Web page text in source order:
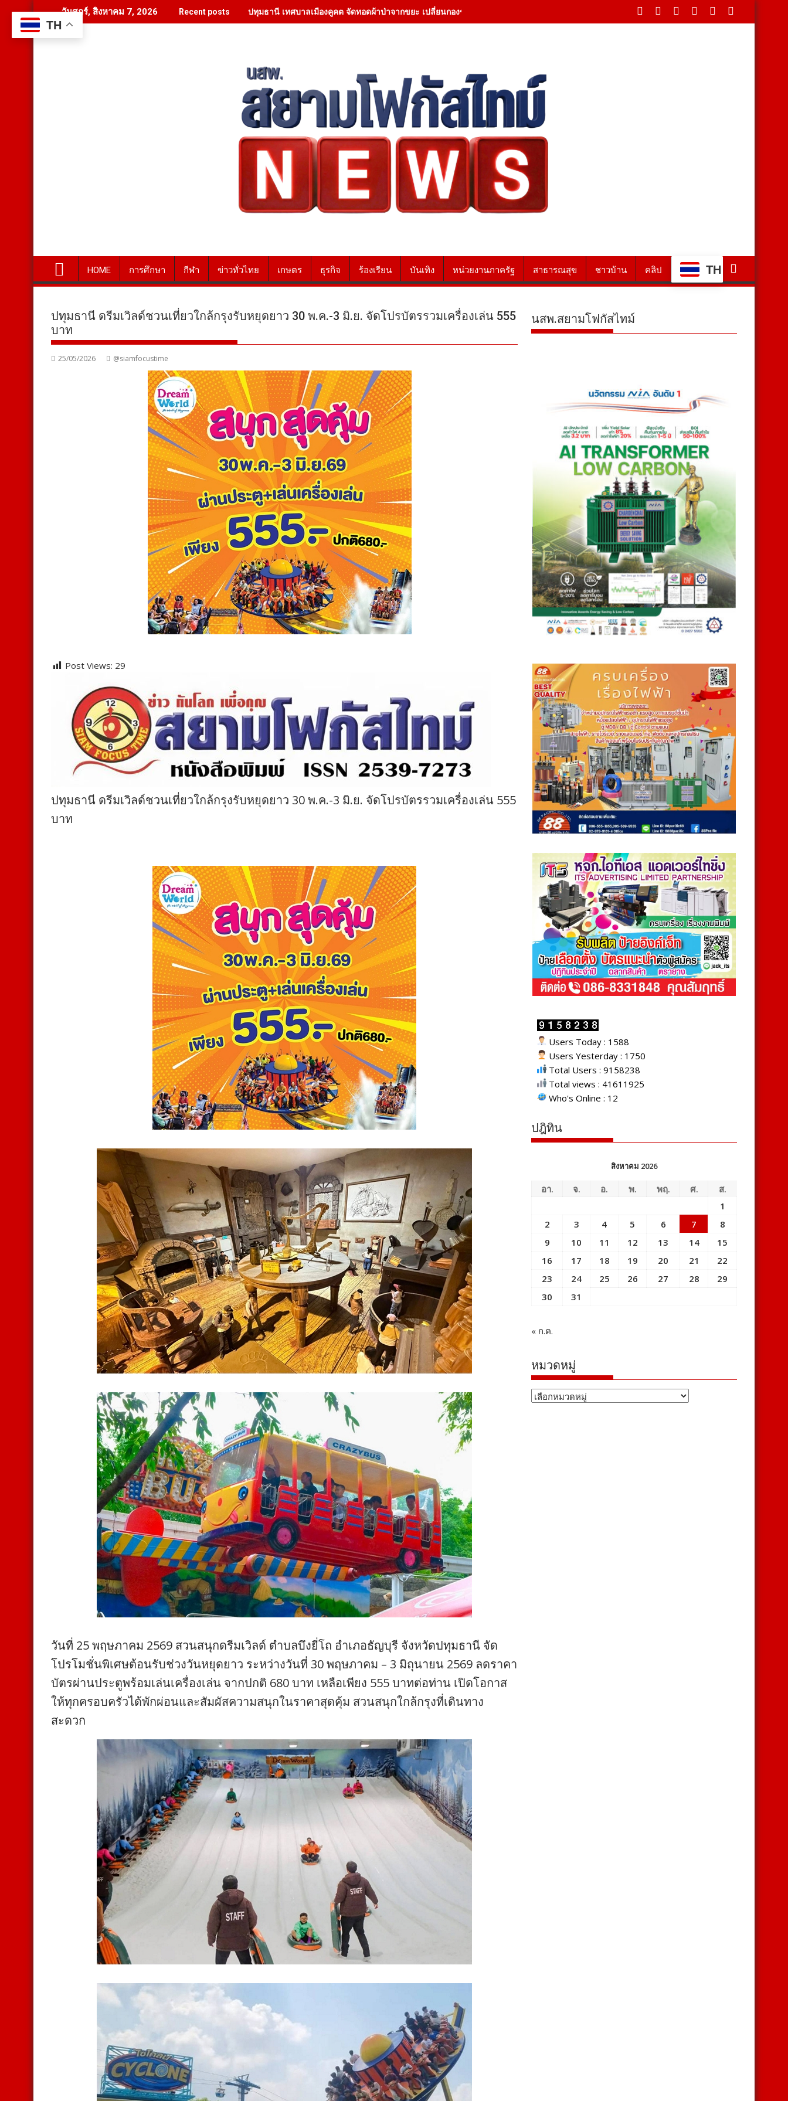
to
content
วันศุกร์, สิงหาคม 7, 2026 Recent posts ปทุมธานี เทศบาลเมืองคูคต จัดทอดผ้าป่าจากขยะ เปลี่ยนกองขยะเป็นกองบุญ
HOME การศึกษา กีฬา ข่าวทั่วไทย เกษตร ธุรกิจ ร้องเรียน บันเทิง หน่วยงานภาครัฐ สาธารณสุข ชาวบ้าน คลิป TH
ปทุมธานี ดรีมเวิลด์ชวนเที่ยวใกล้กรุงรับหยุดยาว 30 พ.ค.-3 มิ.ย. จัดโปรบัตรรวมเครื่องเล่น 555
บาท
25/05/2026 @siamfocustime
Post Views: 29
ปทุมธานี ดรีมเวิลด์ชวนเที่ยวใกล้กรุงรับหยุดยาว 30 พ.ค.-3 มิ.ย. จัดโปรบัตรรวมเครื่องเล่น 555
บาท
วันที่ 25 พฤษภาคม 2569 สวนสนุกดรีมเวิลด์ ตำบลบึงยี่โถ อำเภอธัญบุรี จังหวัดปทุมธานี จัด
โปรโมชั่นพิเศษต้อนรับช่วงวันหยุดยาว ระหว่างวันที่ 30 พฤษภาคม – 3 มิถุนายน 2569 ลดราคา
บัตรผ่านประตูพร้อมเล่นเครื่องเล่น จากปกติ 680 บาท เหลือเพียง 555 บาทต่อท่าน เปิดโอกาส
ให้ทุกครอบครัวได้พักผ่อนและสัมผัสความสนุกในราคาสุดคุ้ม สวนสนุกใกล้กรุงที่เดินทาง
สะดวก
นสพ.สยามโฟกัสไทม์
Users Today : 1588
Users Yesterday : 1750
Total Users : 9158238
Total views : 41611925
Who's Online : 12
ปฎิทิน
สิงหาคม 2026
อา. จ. อ. พ. พฤ. ศ.
ส.
1
2
3 4 5 6 7
8
9
10 11 12 13 14
15
16
17 18 19 20 21
22
23
24 25 26 27 28
29
30
31
« ก.ค.
หมวดหมู่
หมวด
TH